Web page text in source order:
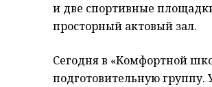
и две спортивные
просторный актовый зал.
Сегодня в «Комфортной
подготовительную группу.